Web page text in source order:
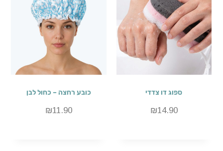
ספוג דו צדדי
₪14.90
כובע רחצה – כחול לבן
₪11.90